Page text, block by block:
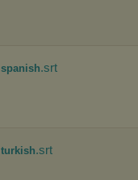
.srt
.srt